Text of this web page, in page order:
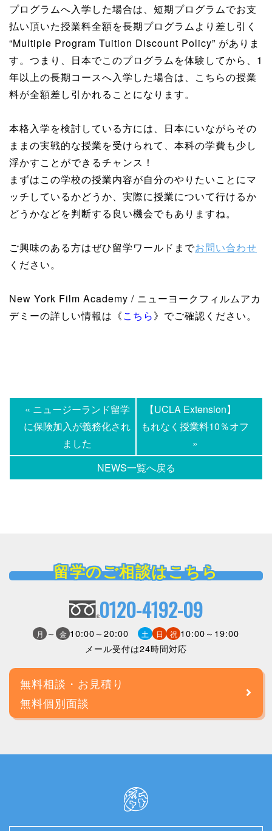
プログラムへ入学した場合は、短期プログラムでお支
払い頂いた授業料全額を長期プログラムより差し引く
“Multiple Program Tuition Discount Policy” がありま
す。つまり、日本でこのプログラムを体験してから、1
年以上の長期コースへ入学した場合は、こちらの授業
料が全額差し引かれることになります。
本格入学を検討している方には、日本にいながらその
ままの実戦的な授業を受けられて、本科の学費も少し
浮かすことができるチャンス！
まずはこの学校の授業内容が自分のやりたいことにマ
ッチしているかどうか、実際に授業について行けるか
どうかなどを判断する良い機会でもありますね。
ご興味のある方はぜひ留学ワールドまでお問い合わせ
ください。
New York Film Academy / ニューヨークフィルムアカ
デミーの詳しい情報は《こちら》でご確認ください。
« ニュージーランド留学
に保険加入が義務化され
ました
NEWS一覧へ戻る
【UCLA Extension】
もれなく授業料10％オフ
»
留学のご相談はこちら
0120-4192-09
月 ～ 金 10:00～20:00 土 日 祝 10:00～19:00
メール受付は24時間対応
無料相談・お見積り
無料個別面談